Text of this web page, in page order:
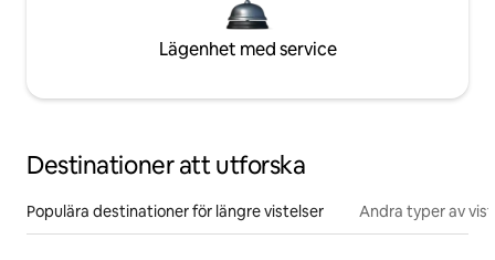
Lägenhet med service
Destinationer att utforska
Populära destinationer för längre vistelser Andra typer av